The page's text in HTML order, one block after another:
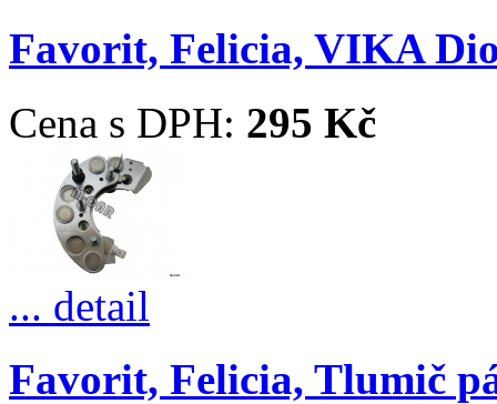
Favorit, Felicia, VIKA
Cena s DPH: 295 Kč
... detail
Favorit, Felicia, Tlumič